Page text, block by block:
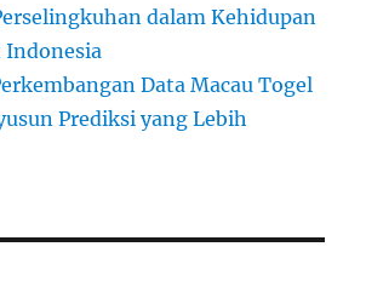
dalam Kehidupan
Indonesia
Data Macau Togel
Prediksi yang Lebih